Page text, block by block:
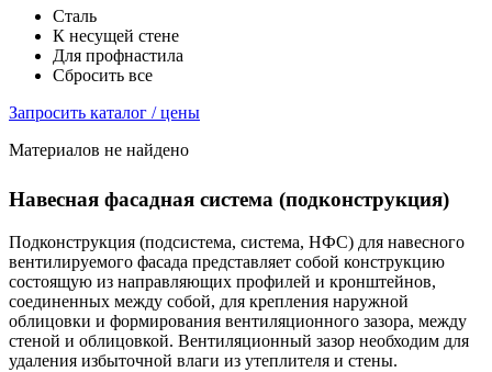
Сталь
К несущей стене
Для профнастила
Сбросить все
Запросить каталог / цены
Материалов не найдено
Навесная фасадная система (подконструкция)
Подконструкция (подсистема, система, НФС) для навесного
вентилируемого фасада представляет собой конструкцию
состоящую из направляющих профилей и кронштейнов,
соединенных между собой, для крепления наружной
облицовки и формирования вентиляционного зазора, между
стеной и облицовкой. Вентиляционный зазор необходим для
удаления избыточной влаги из утеплителя и стены.